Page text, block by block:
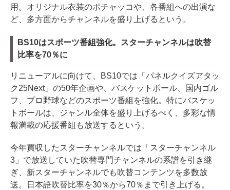
用。オリジナル衣装のポチャッコや、各番組への出演な
ど、多方面からチャンネルを盛り上げるという。
BS10はスポーツ番組強化。スターチャンネルは吹替
比率を70％に
リニューアルに向けて、BS10では「パネルクイズアタッ
ク25Next」の50年企画や、バスケットボール、国内ゴル
フ、プロ野球などのスポーツ番組を強化。特にバスケッ
トボールは、ジャンル全体を盛り上げるべく、多彩な情
報満載の応援番組も放送するという。
今年買収したスターチャンネルでは「スターチャンネル
3」で放送していた吹替専門チャンネルの系譜を引き継
ぎ、新スターチャンネルでも吹替コンテンツを多数放
送。日本語吹替比率を30％から70％まで引き上げる。